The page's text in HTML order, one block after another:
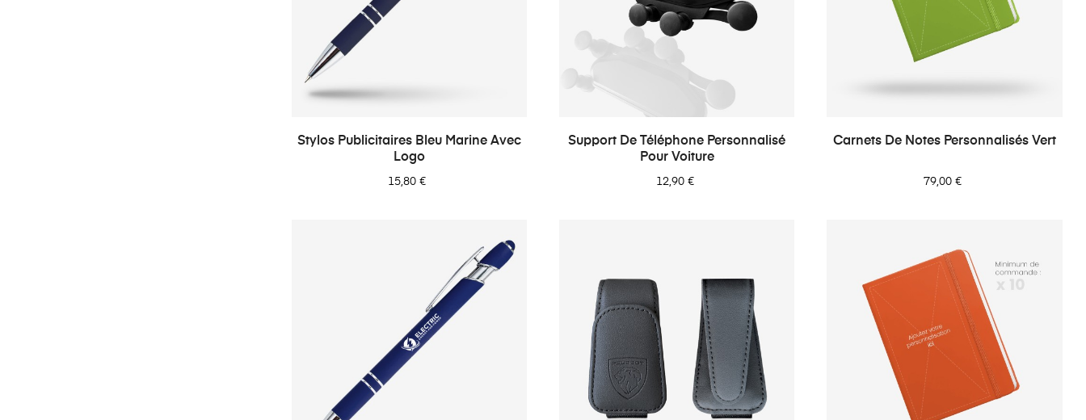
Stylos Publicitaires Bleu Marine Avec
Logo
15,80 €
Support De Téléphone Personnalisé
Pour Voiture
12,90 €
Carnets De Notes Personnalisés Vert
79,00 €